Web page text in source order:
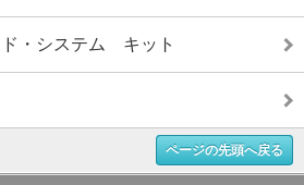
・システム キット
ページの先頭へ戻る